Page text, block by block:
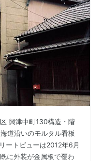
興津中町130構造・階
道沿いのモルタル看板
ートビューは2012年6月
に外装が金属板で覆わ